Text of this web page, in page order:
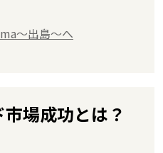
〜出島〜へ
場成功とは？